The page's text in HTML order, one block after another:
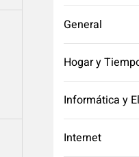
General
Hogar y
Informática y
Internet